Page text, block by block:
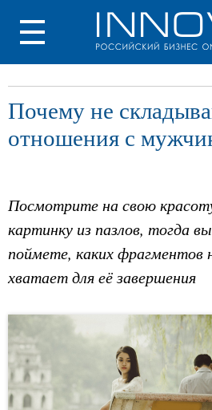
Почему не
отношения с
Посмотрите на свою
картинку из пазлов, тогда вы
поймете, каких фрагментов
хватает для её завершения